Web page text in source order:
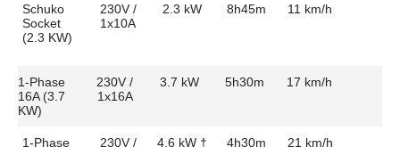
Schuko
Socket
(2.3 KW)
230V /
1x10A
2.3 kW 8h45m 11 km/h
1-Phase
16A (3.7
KW)
230V /
1x16A
3.7 kW 5h30m 17 km/h
1-Phase 230V / 4.6 kW † 4h30m 21 km/h